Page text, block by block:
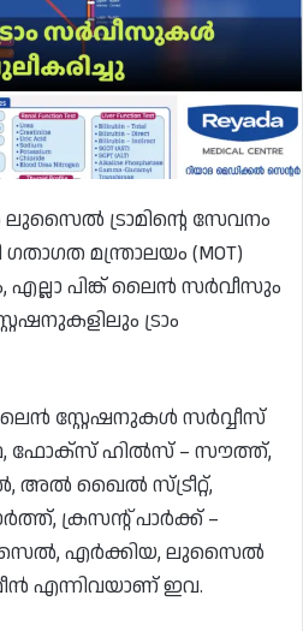
ട്രാമിൻ്റെ സേവനം
മന്ത്രാലയം (MOT)
എല്ലാ പിങ്ക് ലൈൻ സർവീസും
ട്രാം
സ്റ്റേഷനുകൾ സർവ്വീസ്
ഫോക്സ് ഹിൽസ് – സൗത്ത്,
ഖൈൽ സ്ട്രീറ്റ്,
ക്രസൻ്റ് പാർക്ക് –
എർക്കിയ, ലുസൈൽ
എന്നിവയാണ് ഇവ.